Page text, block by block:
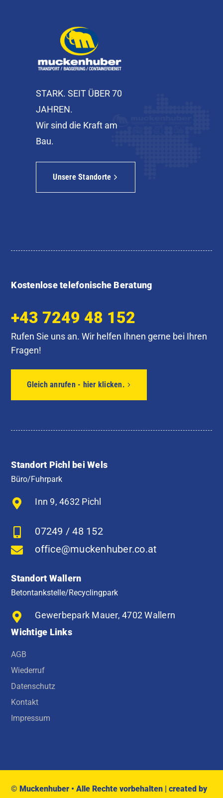
STARK. SEIT ÜBER 70
JAHREN.
Wir sind die Kraft am
Bau.
Unsere Standorte
Kostenlose telefonische Beratung
+43 7249 48 152
Rufen Sie uns an. Wir helfen Ihnen gerne bei Ihren
Fragen!
Gleich anrufen - hier klicken.
Standort Pichl bei Wels
Büro/Fuhrpark
Inn 9, 4632 Pichl
07249 / 48 152
office@muckenhuber.co.at
Standort Wallern
Betontankstelle/Recyclingpark
Gewerbepark Mauer, 4702 Wallern
Wichtige Links
AGB
Wiederruf
Datenschutz
Kontakt
Impressum
© Muckenhuber • Alle Rechte vorbehalten |created by